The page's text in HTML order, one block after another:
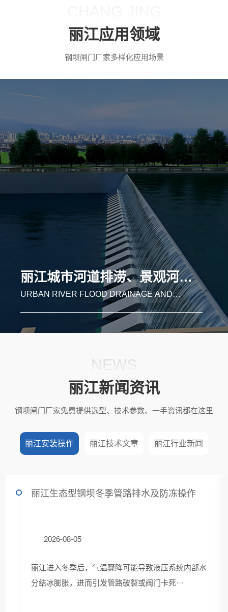
丽江应用领域
钢坝闸门厂家多样化应用场景
丽江湿地补水、自然保护区河道生态修复
WETLAND WATER REPLENISHMENT AND
RIVER ECOLOGICAL RESTORATION IN
NEWS
丽江新闻资讯
钢坝闸门厂家免费提供选型、技术参数、一手资讯都在这里
丽江安装操作 丽江技术文章 丽江行业新闻
丽江生态型钢坝冬季管路排水及防冻操作
2026-08-05
丽江进入冬季后，气温骤降可能导致液压系统内部水
分结冰膨胀，进而引发管路破裂或阀门卡死···